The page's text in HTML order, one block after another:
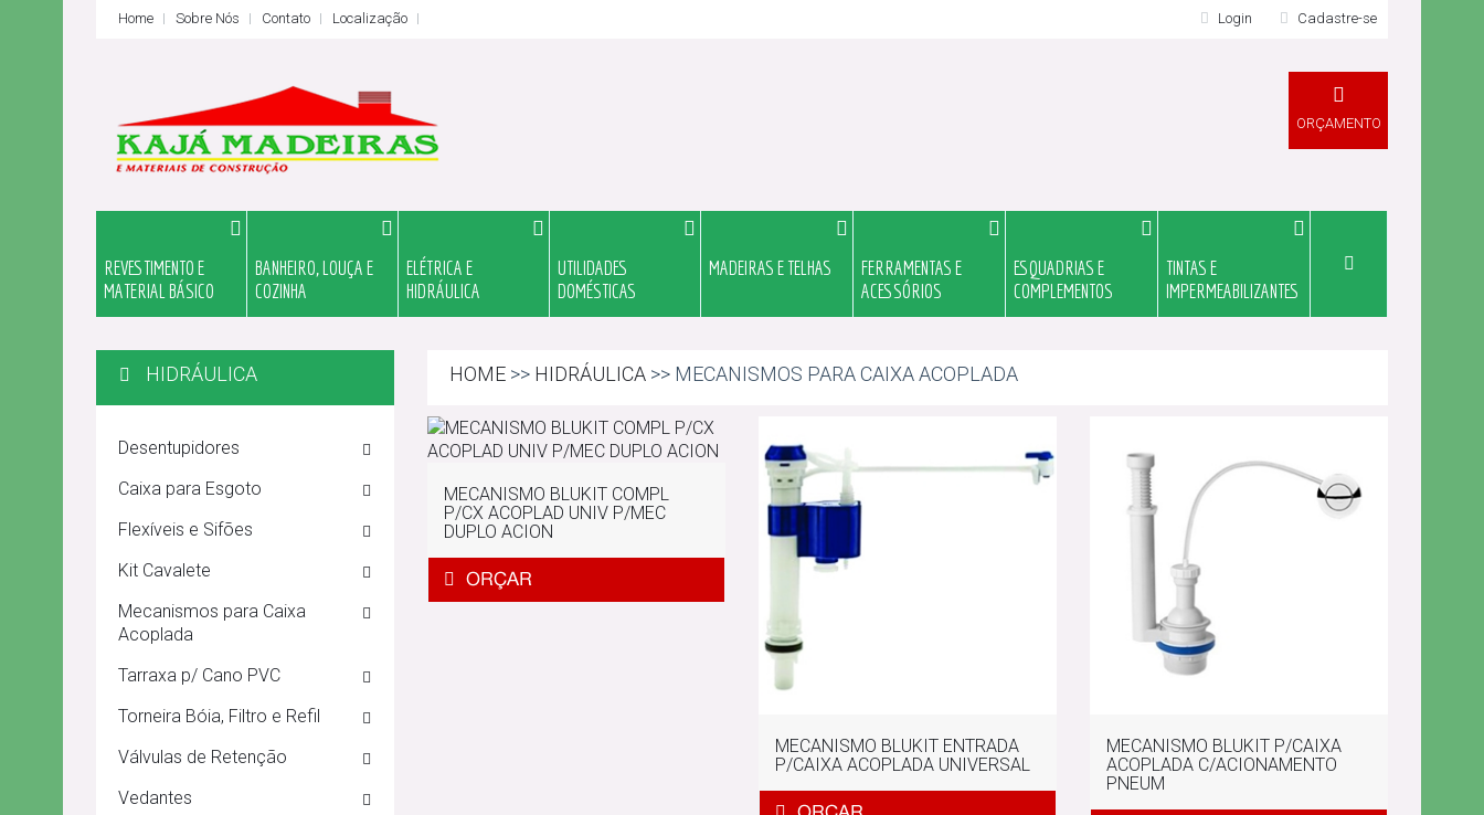
Home Sobre Nós Contato Localização Login
LOGIN
Cadastre-se
ORÇAMENTO
REVESTIMENTO E
MATERIAL BÁSICO
BANHEIRO, LOUÇA E
COZINHA
ELÉTRICA E
HIDRÁULICA
UTILIDADES
DOMÉSTICAS
MADEIRAS E TELHAS
FERRAMENTAS E
ACESSÓRIOS
ESQUADRIAS E
COMPLEMENTOS
TINTAS E
IMPERMEABILIZANTES
HIDRÁULICA
Desentupidores
Caixa para Esgoto
Flexíveis e Sifões
Kit Cavalete
Mecanismos para Caixa
Acoplada
Tarraxa p/ Cano PVC
Torneira Bóia, Filtro e Refil
Válvulas de Retenção
Vedantes
HOME >> HIDRÁULICA >> MECANISMOS PARA CAIXA ACOPLADA
MECANISMO BLUKIT COMPL
P/CX ACOPLAD UNIV P/MEC
DUPLO ACION
MECANISMO BLUKIT ENTRADA
P/CAIXA ACOPLADA UNIVERSAL
MECANISMO BLUKIT P/CAIXA
ACOPLADA C/ACIONAMENTO
PNEUM